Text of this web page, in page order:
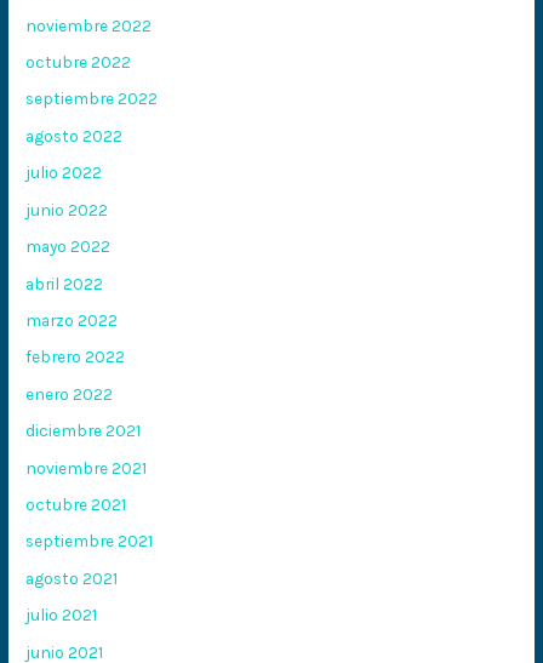
noviembre 2022
octubre 2022
septiembre 2022
agosto 2022
julio 2022
junio 2022
mayo 2022
abril 2022
marzo 2022
febrero 2022
enero 2022
diciembre 2021
noviembre 2021
octubre 2021
septiembre 2021
agosto 2021
julio 2021
junio 2021